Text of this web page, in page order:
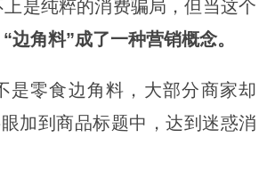
是纯粹的消费骗局，但当这个
“边角料”成了一种营销概念。
是零食边角料，大部分商家却
加到商品标题中，达到迷惑消